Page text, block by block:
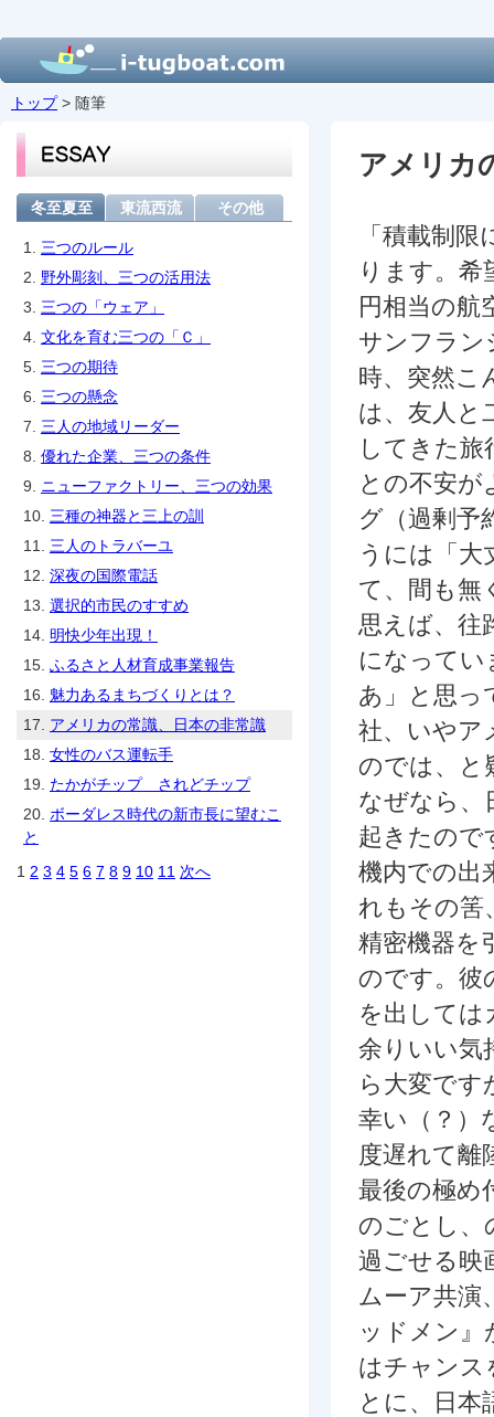
トップ> 随筆
冬至夏至 東流西流 その他
1. 三つのルール
2. 野外彫刻、三つの活用法
3. 三つの「ウェア」
4. 文化を育む三つの「Ｃ」
5. 三つの期待
6. 三つの懸念
7. 三人の地域リーダー
8. 優れた企業、三つの条件
9. ニューファクトリー、三つの効果
10. 三種の神器と三上の訓
11. 三人のトラバーユ
12. 深夜の国際電話
13. 選択的市民のすすめ
14. 明快少年出現！
15. ふるさと人材育成事業報告
16. 魅力あるまちづくりとは？
17. アメリカの常識、日本の非常識
18. 女性のバス運転手
19. たかがチップ されどチップ
20. ボーダレス時代の新市長に望むこ
と
1 2 3 4 5 6 7 8 9 10 11 次へ
アメリカ
「積載制
ります。希
円相当の航
サンフラン
時、突然こ
は、友人と
してきた旅
との不安が
グ（過剰予
うには「大
て、間も無
思えば、往
になってい
あ」と思っ
社、いやア
のでは、と
なぜなら、
起きたので
機内での出
れもその筈
精密機器を
のです。彼
を出しては
余りいい気
ら大変です
幸い（？）
度遅れて離
最後の極め
のごとし、
過ごせる映
ムーア共演
ッドメン』
はチャンス
とに、日本